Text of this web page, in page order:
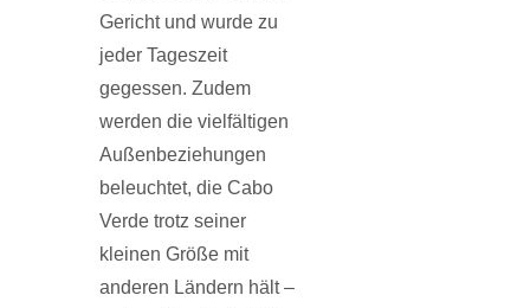
Gericht und wurde zu
jeder Tageszeit
gegessen. Zudem
werden die vielfältigen
Außenbeziehungen
beleuchtet, die Cabo
Verde trotz seiner
kleinen Größe mit
anderen Ländern hält –